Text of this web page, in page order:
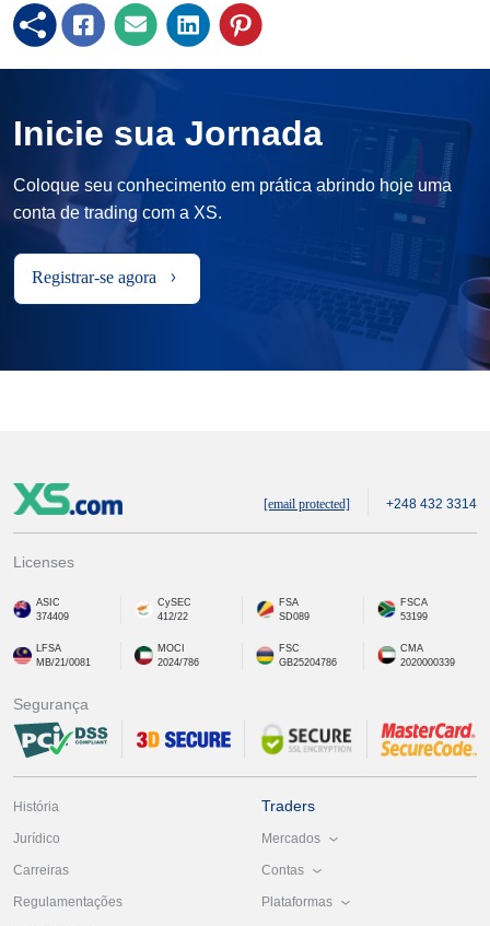
Inicie sua Jornada
Coloque seu conhecimento em prática abrindo hoje uma
conta de trading com a XS.
Registrar-se agora
[email protected] +248 432 3314
Licenses
ASIC
374409
CySEC
412/22
FSA
SD089
FSCA
53199
LFSA
MB/21/0081
MOCI
2024/786
FSC
GB25204786
CMA
2020000339
Segurança
História
Jurídico
Carreiras
Regulamentações
Traders
Mercados
Contas
Plataformas